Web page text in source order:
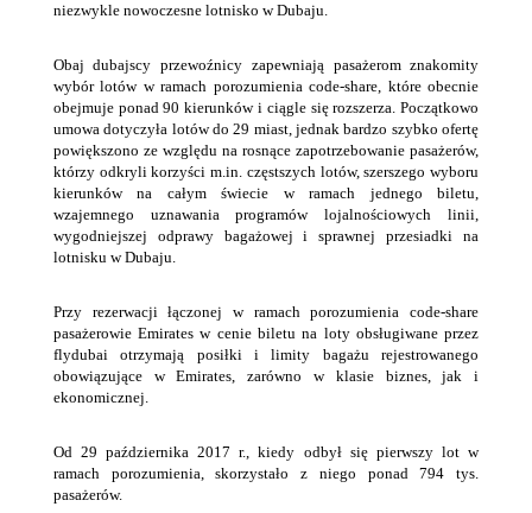
niezwykle nowoczesne lotnisko w Dubaju.
Obaj dubajscy przewoźnicy zapewniają pasażerom znakomity
wybór lotów w ramach porozumienia code-share, które obecnie
obejmuje ponad 90 kierunków i ciągle się rozszerza. Początkowo
umowa dotyczyła lotów do 29 miast, jednak bardzo szybko ofertę
powiększono ze względu na rosnące zapotrzebowanie pasażerów,
którzy odkryli korzyści m.in. częstszych lotów, szerszego wyboru
kierunków na całym świecie w ramach jednego biletu,
wzajemnego uznawania programów lojalnościowych linii,
wygodniejszej odprawy bagażowej i sprawnej przesiadki na
lotnisku w Dubaju.
Przy rezerwacji łączonej w ramach porozumienia code-share
pasażerowie Emirates w cenie biletu na loty obsługiwane przez
flydubai otrzymają posiłki i limity bagażu rejestrowanego
obowiązujące w Emirates, zarówno w klasie biznes, jak i
ekonomicznej.
Od 29 października 2017 r., kiedy odbył się pierwszy lot w
ramach porozumienia, skorzystało z niego ponad 794 tys.
pasażerów.